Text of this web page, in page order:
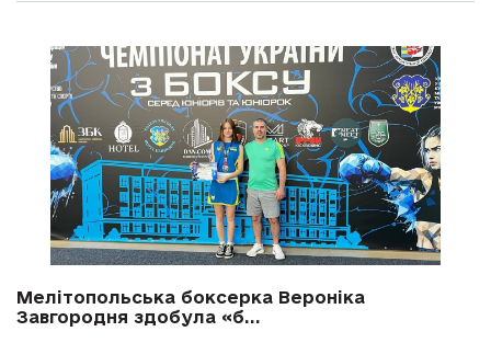
Мелітопольська боксерка Вероніка
Завгородня здобула «б...